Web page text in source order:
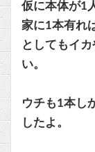
仮に本体が1
家に1本有れ
としてもイ
い。
ウチも1本し
したよ。